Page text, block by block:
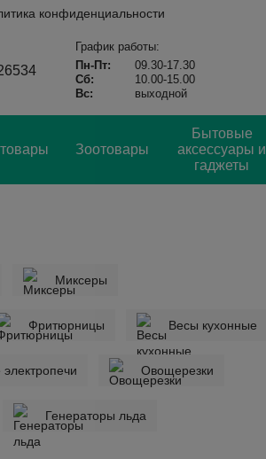
конфиденциальности
График работы:
Пн-Пт:
09.30-17.30
Сб:
10.00-15.00
Вс:
выходной
Зоотовары
Бытовые
аксессуары и
гаджеты
Миксеры
Фритюрницы Весы кухонные
электропечи Овощерезки
Генераторы льда